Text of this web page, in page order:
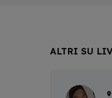
ALTRI SU